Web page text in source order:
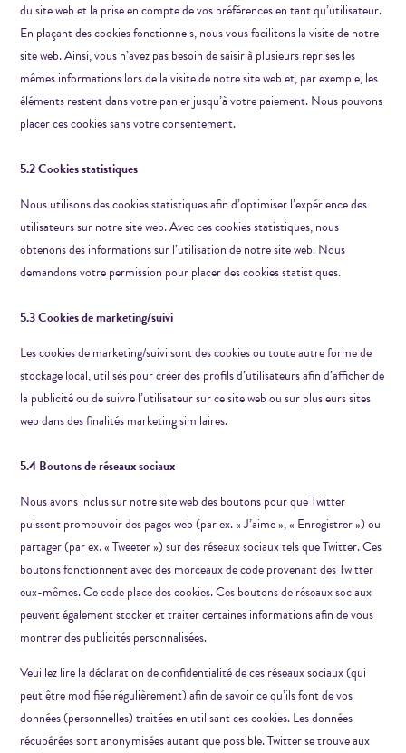
du site web et la prise en compte de vos préférences en tant qu’utilisateur.
En plaçant des cookies fonctionnels, nous vous facilitons la visite de notre
site web. Ainsi, vous n’avez pas besoin de saisir à plusieurs reprises les
mêmes informations lors de la visite de notre site web et, par exemple, les
éléments restent dans votre panier jusqu’à votre paiement. Nous pouvons
placer ces cookies sans votre consentement.
5.2 Cookies statistiques
Nous utilisons des cookies statistiques afin d’optimiser l’expérience des
utilisateurs sur notre site web. Avec ces cookies statistiques, nous
obtenons des informations sur l’utilisation de notre site web. Nous
demandons votre permission pour placer des cookies statistiques.
5.3 Cookies de marketing/suivi
Les cookies de marketing/suivi sont des cookies ou toute autre forme de
stockage local, utilisés pour créer des profils d’utilisateurs afin d’afficher de
la publicité ou de suivre l’utilisateur sur ce site web ou sur plusieurs sites
web dans des finalités marketing similaires.
5.4 Boutons de réseaux sociaux
Nous avons inclus sur notre site web des boutons pour que Twitter
puissent promouvoir des pages web (par ex. « J’aime », « Enregistrer ») ou
partager (par ex. « Tweeter ») sur des réseaux sociaux tels que Twitter. Ces
boutons fonctionnent avec des morceaux de code provenant des Twitter
eux-mêmes. Ce code place des cookies. Ces boutons de réseaux sociaux
peuvent également stocker et traiter certaines informations afin de vous
montrer des publicités personnalisées.
Veuillez lire la déclaration de confidentialité de ces réseaux sociaux (qui
peut être modifiée régulièrement) afin de savoir ce qu’ils font de vos
données (personnelles) traitées en utilisant ces cookies. Les données
récupérées sont anonymisées autant que possible. Twitter se trouve aux